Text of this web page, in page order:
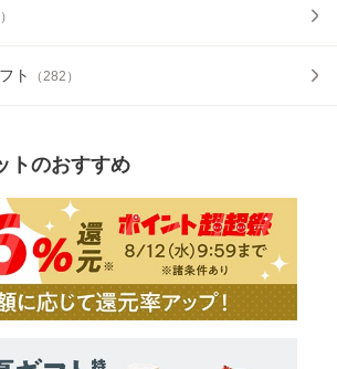
）
ト （282 ）
トのおすすめ